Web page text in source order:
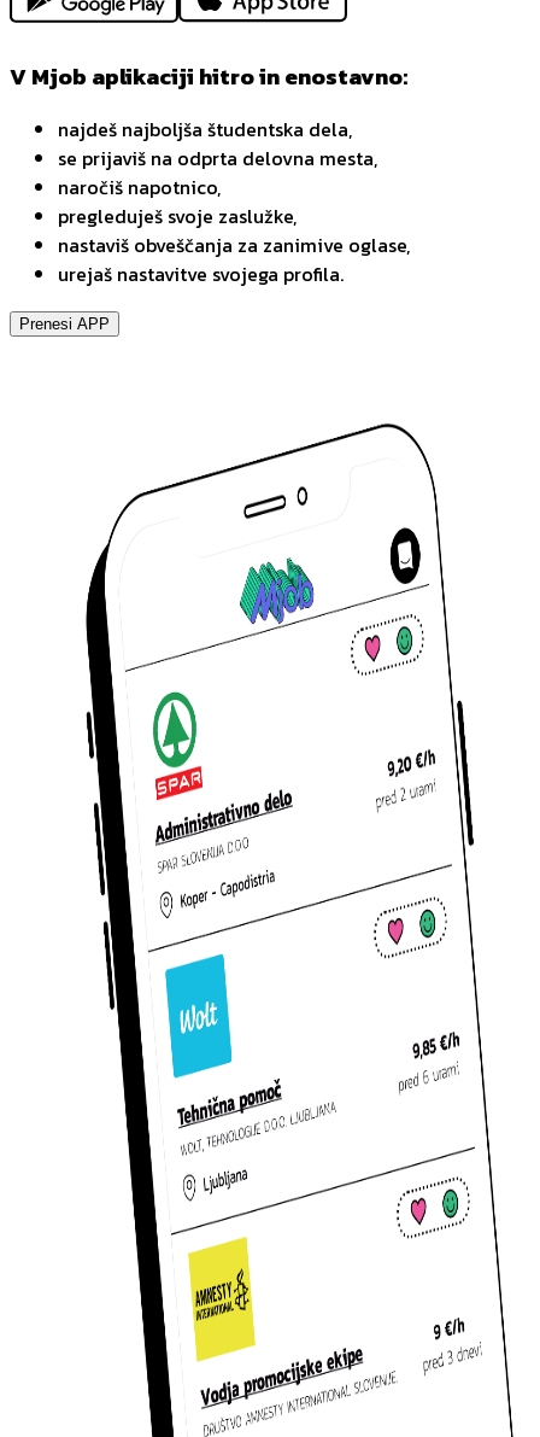
V Mjob aplikaciji hitro in enostavno:
najdeš najboljša študentska dela,
se prijaviš na odprta delovna mesta,
naročiš napotnico,
pregleduješ svoje zaslužke,
nastaviš obveščanja za zanimive oglase,
urejaš nastavitve svojega profila.
Prenesi APP